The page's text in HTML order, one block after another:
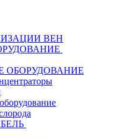
ВЕН
ОБОРУДОВАНИЕ